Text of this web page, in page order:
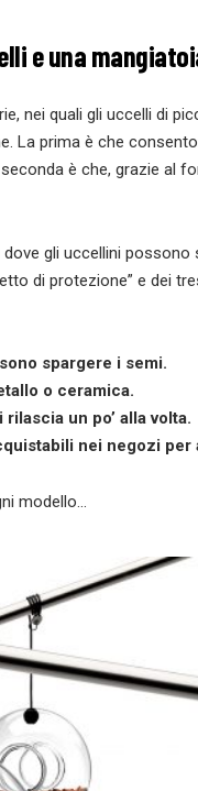
e una
nei quali gli uccelli di
La prima è che
è che, grazie al
gli uccellini possono
di protezione” e dei
spargere i semi.
o ceramica.
un po’ alla volta.
nei negozi per
modello…